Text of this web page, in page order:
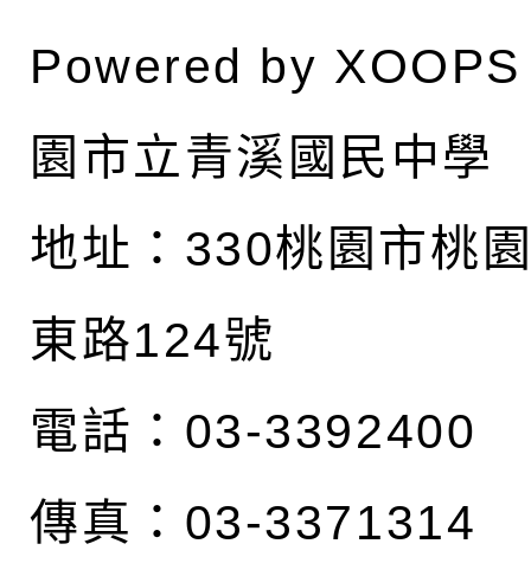
Powered by XOOPS
園市立青溪國民中學
地址： 330桃園市桃
東路124號
電話：03-3392400
傳真：03-3371314